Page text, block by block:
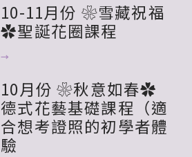
10-11月份 ❀雪藏祝福
✿聖誕花圈課程
→
10月份 ❀秋意如春✿
德式花藝基礎課程（適
合想考證照的初學者體
驗